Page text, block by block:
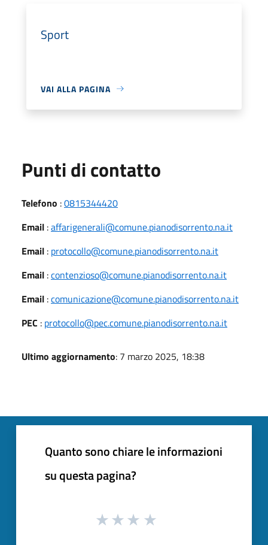
Sport
VAI ALLA PAGINA
Punti di contatto
Telefono :0815344420
Email :affarigenerali@comune.pianodisorrento.na.it
Email : protocollo@comune.pianodisorrento.na.it
Email :contenzioso@comune.pianodisorrento.na.it
Email :comunicazione@comune.pianodisorrento.na.it
PEC : protocollo@pec.comune.pianodisorrento.na.it
Ultimo aggiornamento: 7 marzo 2025, 18:38
Quanto sono chiare le informazioni
su questa pagina?